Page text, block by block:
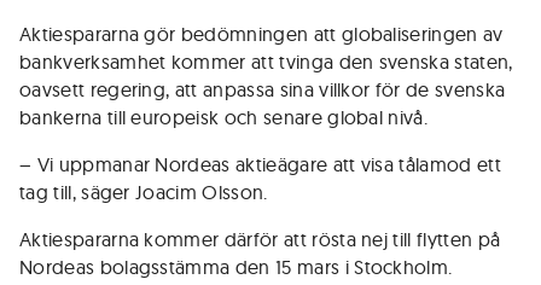
Aktiespararna gör bedömningen att globaliseringen av
bankverksamhet kommer att tvinga den svenska staten,
oavsett regering, att anpassa sina villkor för de svenska
bankerna till europeisk och senare global nivå.
– Vi uppmanar Nordeas aktieägare att visa tålamod ett
tag till, säger Joacim Olsson.
Aktiespararna kommer därför att rösta nej till flytten på
Nordeas bolagsstämma den 15 mars i Stockholm.